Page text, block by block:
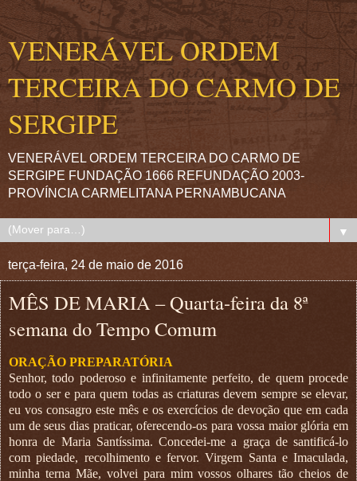
VENERÁVEL ORDEM
TERCEIRA DO CARMO DE
SERGIPE
VENERÁVEL ORDEM TERCEIRA DO CARMO DE
SERGIPE FUNDAÇÃO 1666 REFUNDAÇÃO 2003-
PROVÍNCIA CARMELITANA PERNAMBUCANA
▼
terça-feira, 24 de maio de 2016
MÊS DE MARIA – Quarta-feira da 8ª
semana do Tempo Comum
ORAÇÃO PREPARATÓRIA
Senhor, todo poderoso e infinitamente perfeito, de quem procede
todo o ser e para quem todas as criaturas devem sempre se elevar,
eu vos consagro este mês e os exercícios de devoção que em cada
um de seus dias praticar, oferecendo-os para vossa maior glória em
honra de Maria Santíssima. Concedei-me a graça de santificá-lo
com piedade, recolhimento e fervor. Virgem Santa e Imaculada,
minha terna Mãe, volvei para mim vossos olhares tão cheios de